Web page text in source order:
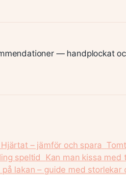
— handplockat
– jämför och spara
speltid
Kan man kissa med
på lakan – guide med storlekar